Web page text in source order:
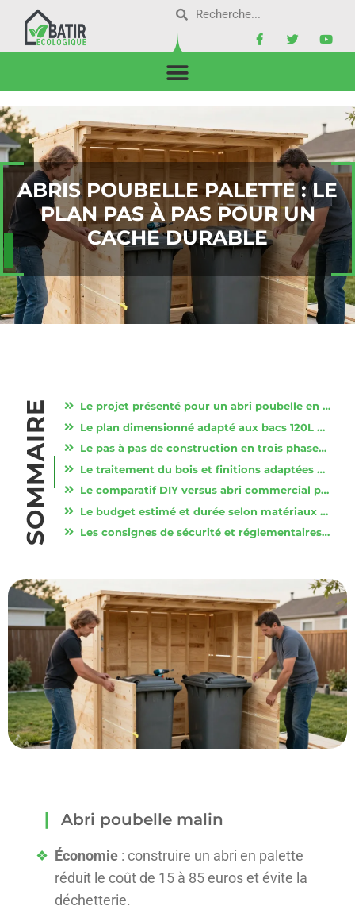
ABRIS POUBELLE PALETTE : LE
PLAN PAS À PAS POUR UN
CACHE DURABLE
SOMMAIRE
Le projet présenté pour un abri poubelle en palette durable et fonctionnel.
Le plan dimensionné adapté aux bacs 120L et 240L avec mesures standardisées.
Le pas à pas de construction en trois phases claires et faciles à suivre pour débutants.
Le traitement du bois et finitions adaptées pour une durabilité optimale en extérieur.
Le comparatif DIY versus abri commercial pour orienter le choix selon budget et temps.
Le budget estimé et durée selon matériaux réutilisés ou neufs et niveau d’habileté.
Les consignes de sécurité et réglementaires à respecter pour une installation conforme.
Abri poubelle malin
Économie : construire un abri en palette
réduit le coût de 15 à 85 euros et évite la
déchetterie.